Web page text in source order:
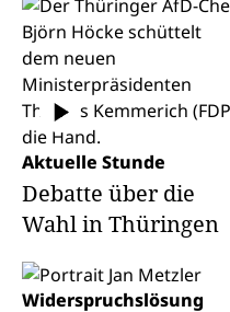
Aktuelle Stunde
Debatte über die
Wahl in Thüringen
Widerspruchslösung